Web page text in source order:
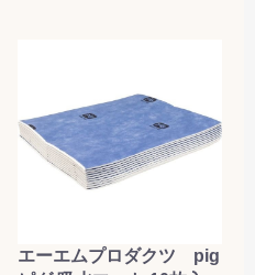
エーエムプロダクツ pig